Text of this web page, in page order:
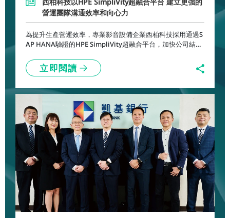
營運團隊溝通效率和向心力
為提升生產營運效率，專業影音設備企業西柏科技採用通過S
AP HANA驗證的HPE SimpliVity超融合平台，加快公司結帳
立即閱讀